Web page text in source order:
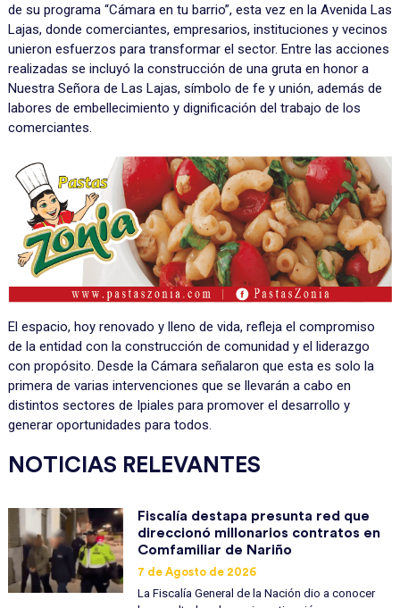
de su programa “Cámara en tu barrio”, esta vez en la Avenida Las
Lajas, donde comerciantes, empresarios, instituciones y vecinos
unieron esfuerzos para transformar el sector. Entre las acciones
realizadas se incluyó la construcción de una gruta en honor a
Nuestra Señora de Las Lajas, símbolo de fe y unión, además de
labores de embellecimiento y dignificación del trabajo de los
comerciantes.
El espacio, hoy renovado y lleno de vida, refleja el compromiso
de la entidad con la construcción de comunidad y el liderazgo
con propósito. Desde la Cámara señalaron que esta es solo la
primera de varias intervenciones que se llevarán a cabo en
distintos sectores de Ipiales para promover el desarrollo y
generar oportunidades para todos.
NOTICIAS RELEVANTES
Fiscalía destapa presunta red que
direccionó millonarios contratos en
Comfamiliar de Nariño
7 de Agosto de 2026
La Fiscalía General de la Nación dio a conocer